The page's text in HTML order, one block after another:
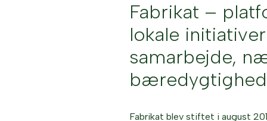
Fabrikat –
lokale
samarbejde,
Fabrikat blev stiftet i august